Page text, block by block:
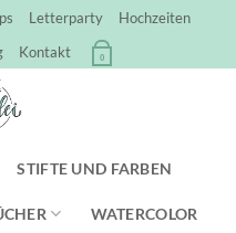
Letterparty
Hochzeiten
Kontakt 0
STIFTE UND FARBEN
WATERCOLOR